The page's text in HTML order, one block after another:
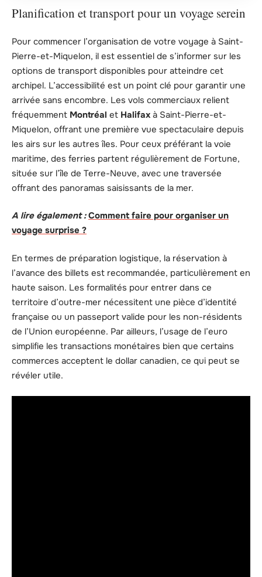
Planification et transport pour un voyage serein
Pour commencer l’organisation de votre voyage à Saint-
Pierre-et-Miquelon, il est essentiel de s’informer sur les
options de transport disponibles pour atteindre cet
archipel. L’accessibilité est un point clé pour garantir une
arrivée sans encombre. Les vols commerciaux relient
fréquemment Montréal et Halifax à Saint-Pierre-et-
Miquelon, offrant une première vue spectaculaire depuis
les airs sur les autres îles. Pour ceux préférant la voie
maritime, des ferries partent régulièrement de Fortune,
située sur l’île de Terre-Neuve, avec une traversée
offrant des panoramas saisissants de la mer.
A lire également : Comment faire pour organiser un
voyage surprise ?
En termes de préparation logistique, la réservation à
l’avance des billets est recommandée, particulièrement en
haute saison. Les formalités pour entrer dans ce
territoire d’outre-mer nécessitent une pièce d’identité
française ou un passeport valide pour les non-résidents
de l’Union européenne. Par ailleurs, l’usage de l’euro
simplifie les transactions monétaires bien que certains
commerces acceptent le dollar canadien, ce qui peut se
révéler utile.